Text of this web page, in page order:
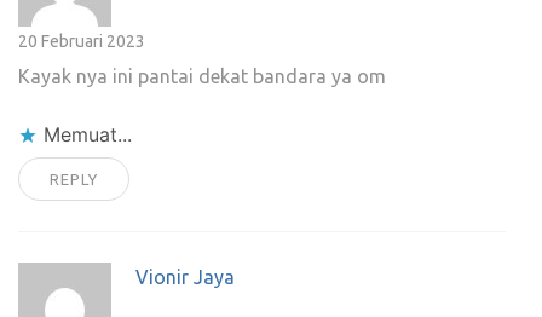
20 Februari 2023
Kayak nya ini pantai dekat bandara ya om
Memuat...
REPLY
Vionir Jaya